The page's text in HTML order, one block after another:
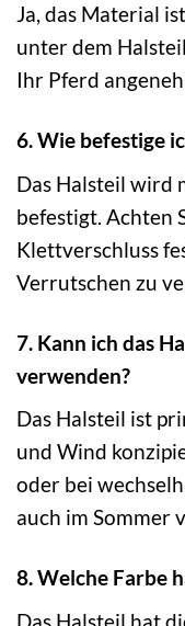
Ja, das Material
unter dem
Ihr Pferd
6. Wie befestige
Das Halsteil wird
befestigt. Achten
Klettverschluss
Verrutschen zu
7. Kann ich das
verwenden?
Das Halsteil ist
und Wind
oder bei
auch im Sommer
8. Welche Farbe
Das Halsteil hat